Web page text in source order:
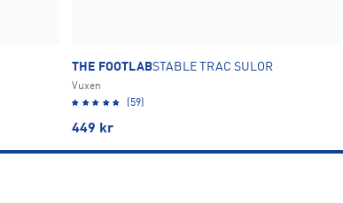
THE FOOTLABSTABLE TRAC SULOR
Vuxen
(59)
449 kr